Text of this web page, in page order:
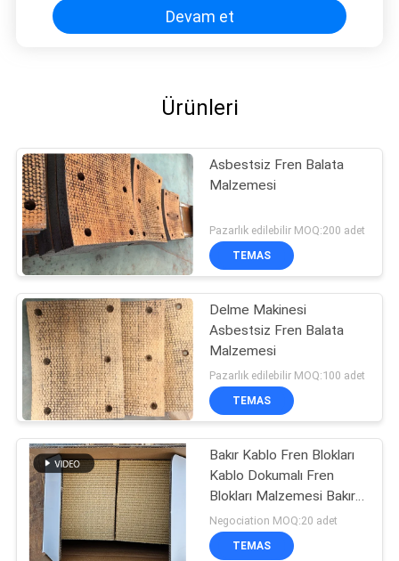
Devam et
Ürünleri
Asbestsiz Fren Balata
Malzemesi
Pazarlık edilebilir MOQ:200 adet
TEMAS
Delme Makinesi
Asbestsiz Fren Balata
Malzemesi
Pazarlık edilebilir MOQ:100 adet
TEMAS
Bakır Kablo Fren Blokları
Kablo Dokumalı Fren
Blokları Malzemesi Bakır
Kablo Güçlendirilmiş
Negociation MOQ:20 adet
TEMAS